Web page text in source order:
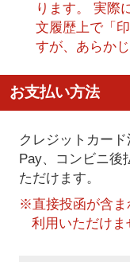
ります。 実際
文履歴上で「
すが、あらか
お支払い方法
クレジットカー
Pay、コンビニ後
ただけます。
※直接投函が含ま
利用いただけま